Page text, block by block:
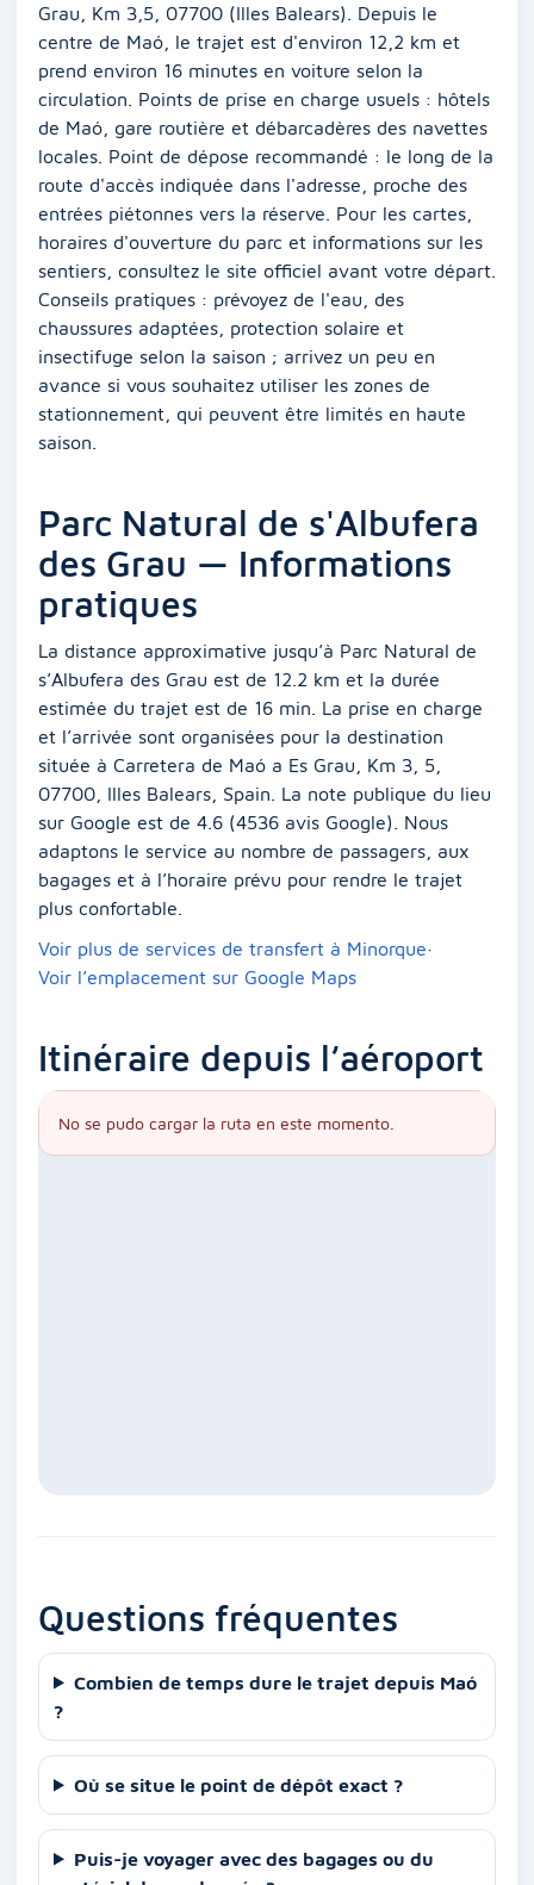
Grau, Km 3,5, 07700 (Illes Balears). Depuis le
centre de Maó, le trajet est d'environ 12,2 km et
prend environ 16 minutes en voiture selon la
circulation. Points de prise en charge usuels : hôtels
de Maó, gare routière et débarcadères des navettes
locales. Point de dépose recommandé : le long de la
route d'accès indiquée dans l'adresse, proche des
entrées piétonnes vers la réserve. Pour les cartes,
horaires d'ouverture du parc et informations sur les
sentiers, consultez le site officiel avant votre départ.
Conseils pratiques : prévoyez de l'eau, des
chaussures adaptées, protection solaire et
insectifuge selon la saison ; arrivez un peu en
avance si vous souhaitez utiliser les zones de
stationnement, qui peuvent être limités en haute
saison.
Parc Natural de s'Albufera
des Grau — Informations
pratiques
La distance approximative jusqu’à Parc Natural de
s’Albufera des Grau est de 12.2 km et la durée
estimée du trajet est de 16 min. La prise en charge
et l’arrivée sont organisées pour la destination
située à Carretera de Maó a Es Grau, Km 3, 5,
07700, Illes Balears, Spain. La note publique du lieu
sur Google est de 4.6 (4536 avis Google). Nous
adaptons le service au nombre de passagers, aux
bagages et à l’horaire prévu pour rendre le trajet
plus confortable.
Voir plus de services de transfert à Minorque·
Voir l’emplacement sur Google Maps
Itinéraire depuis l’aéroport
No se pudo cargar la ruta en este momento.
Questions fréquentes
Combien de temps dure le trajet depuis Maó
?
Où se situe le point de dépôt exact ?
Puis-je voyager avec des bagages ou du